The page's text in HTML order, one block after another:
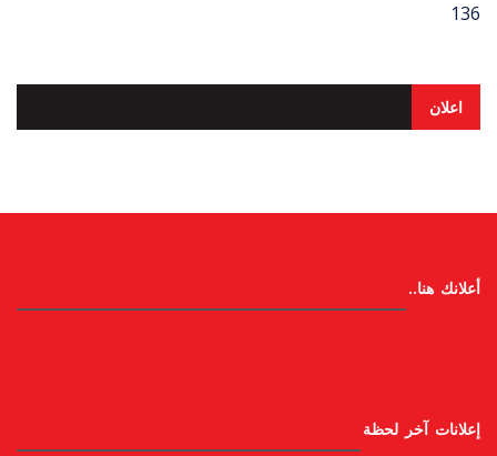
136
اعلان
أعلانك هنا..
إعلانات آخر لحظة